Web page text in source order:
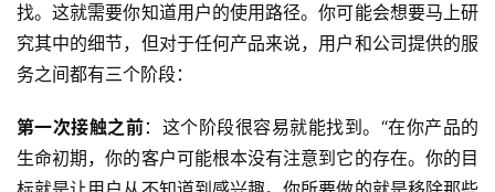
找。这就需要你知道用户的使用路径。你可能会想要马上研
究其中的细节，但对于任何产品来说，用户和公司提供的服
务之间都有三个阶段：
第一次接触之前：这个阶段很容易就能找到。“在你产品的
生命初期，你的客户可能根本没有注意到它的存在。你的目